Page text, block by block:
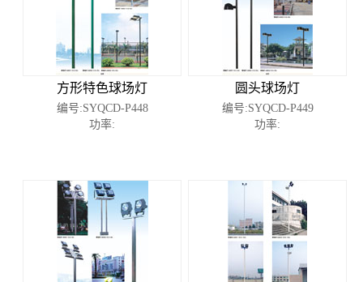
方形特色球场灯
编号:SYQCD-P448
功率:
圆头球场灯
编号:SYQCD-P449
功率: